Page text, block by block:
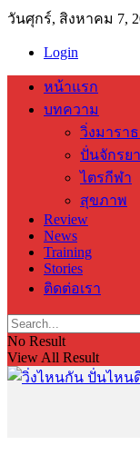
วันศุกร์, สิงหาคม 7,
Login
หน้าแรก
บทความ
วิ่งมารา
ปั่นจักรย
ไตรกีฬา
สุขภาพ
Review
News
Training
Stories
ติดต่อเรา
No Result
View All Result